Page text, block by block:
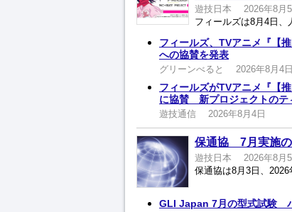
遊技日本
2026年8月5
フィールズ、TVアニメ『【
への協賛を発表
グリーンべると 2026年8月4日
フィールズがTVアニメ『【
に協賛 新プロジェクトのテ
遊技通信 2026年8月4日
保通協 7月実施
遊技日本
2026年8月5
GLI Japan 7月の型式試験